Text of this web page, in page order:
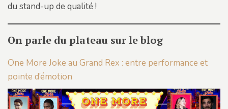
du stand-up de qualité !
On parle du plateau sur le blog
One More Joke au Grand Rex : entre performance et
pointe d’émotion